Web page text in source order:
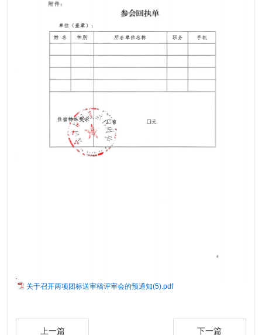
关于召开两项团标送审稿评审会的预通知(5).pdf
上一篇 下一篇